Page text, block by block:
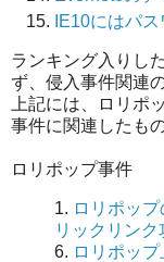
IE10にはパ
ランキング入りし
ず、侵入事件関連
上記には、ロリポ
事件に関連したも
ロリポップ事件
1. ロリポッ
リックリン
6. ロリポッ